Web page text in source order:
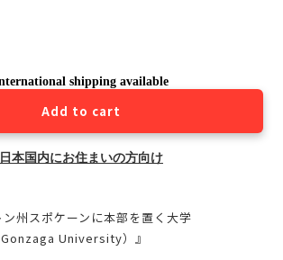
shipping available
Add to cart
日本国内にお住まいの方向け
州スポケーンに本部を置く大学
Gonzaga University）』